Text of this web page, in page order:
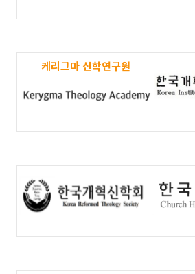
케리그마 신학연구원